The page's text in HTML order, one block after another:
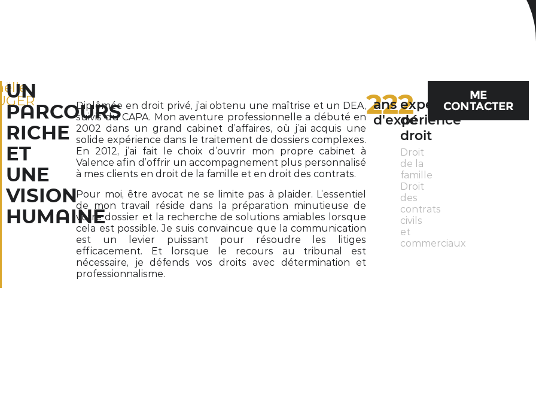
UN
PARCOURS
RICHE
ET
UNE
VISION
HUMAINE
Diplômée en droit privé, j’ai obtenu une maîtrise et un DEA,
suivis du CAPA. Mon aventure professionnelle a débuté en
2002 dans un grand cabinet d’affaires, où j’ai acquis une
solide expérience dans le traitement de dossiers complexes.
En 2012, j’ai fait le choix d’ouvrir mon propre cabinet à
Valence afin d’offrir un accompagnement plus personnalisé
à mes clients en droit de la famille et en droit des contrats.
Pour moi, être avocat ne se limite pas à plaider. L’essentiel
de mon travail réside dans la préparation minutieuse de
votre dossier et la recherche de solutions amiables lorsque
cela est possible. Je suis convaincue que la communication
est un levier puissant pour résoudre les litiges
efficacement. Et lorsque le recours au tribunal est
nécessaire, je défends vos droits avec détermination et
professionnalisme.
22
ans
d'expérience
2
expertises
de
droit
Droit
de la
famille
Droit
des
contrats
civils
et
commerciaux
ME
CONTACTER